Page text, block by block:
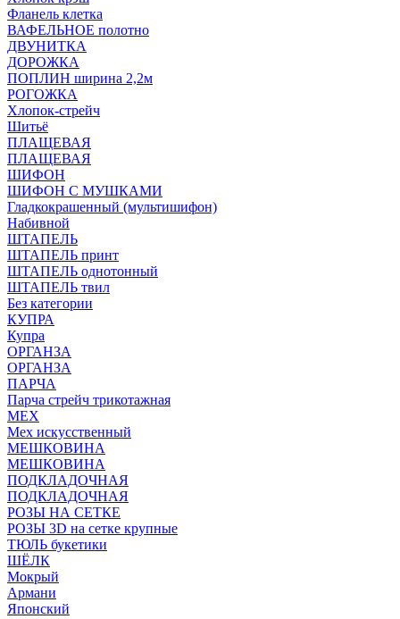
Фланель клетка
ВАФЕЛЬНОЕ полотно
ДВУНИТКА
ДОРОЖКА
ПОПЛИН ширина 2,2м
РОГОЖКА
Хлопок-стрейч
Шитьё
ПЛАЩЕВАЯ
ПЛАЩЕВАЯ
ШИФОН
ШИФОН С МУШКАМИ
Гладкокрашенный (мультишифон)
Набивной
ШТАПЕЛЬ
ШТАПЕЛЬ принт
ШТАПЕЛЬ однотонный
ШТАПЕЛЬ твил
Без категории
КУПРА
Купра
ОРГАНЗА
ОРГАНЗА
ПАРЧА
Парча стрейч трикотажная
МЕХ
Мех искусственный
МЕШКОВИНА
МЕШКОВИНА
ПОДКЛАДОЧНАЯ
ПОДКЛАДОЧНАЯ
РОЗЫ НА СЕТКЕ
РОЗЫ 3D на сетке крупные
ТЮЛЬ букетики
ШЁЛК
Мокрый
Армани
Японский